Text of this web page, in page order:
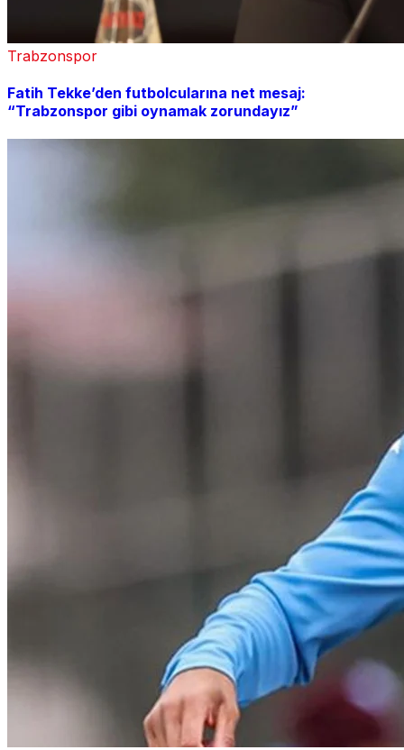
Trabzonspor
Fatih Tekke’den futbolcularına net mesaj:
“Trabzonspor gibi oynamak zorundayız”